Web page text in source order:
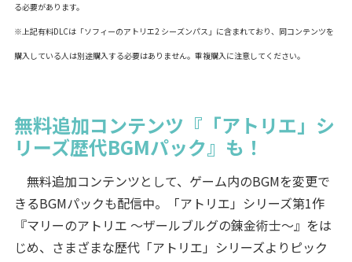
る必要があります。
※上記有料DLCは「ソフィーのアトリエ2 シーズンパス」に含まれており、同コンテンツを
購入している人は別途購入する必要はありません。重複購入に注意してください。
無料追加コンテンツ『「アトリエ」シ
リーズ歴代BGMパック』も！
無料追加コンテンツとして、ゲーム内のBGMを変更で
きるBGMパックも配信中。「アトリエ」シリーズ第1作
『マリーのアトリエ ～ザールブルグの錬金術士～』をは
じめ、さまざまな歴代「アトリエ」シリーズよりピック